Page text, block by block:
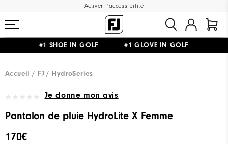
Activer l'accessibilité
#1 SHOE IN GOLF #1 GLOVE IN GOLF
Accueil
FJ HydroSeries
Je donne mon avis
Pantalon de pluie HydroLite X Femme
170€